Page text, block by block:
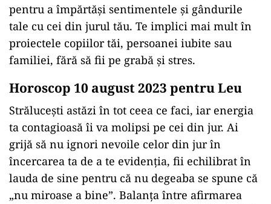
pentru a împărtăși sentimentele și gândurile
tale cu cei din jurul tău. Te implici mai mult în
proiectele copiilor tăi, persoanei iubite sau
familiei, fără să fii pe grabă și stres.
Horoscop 10 august 2023 pentru Leu
Strălucești astăzi în tot ceea ce faci, iar energia
ta contagioasă îi va molipsi pe cei din jur. Ai
grijă să nu ignori nevoile celor din jur în
încercarea ta de a te evidenția, fii echilibrat în
lauda de sine pentru că nu degeaba se spune că
„nu miroase a bine”. Balanța între afirmarea